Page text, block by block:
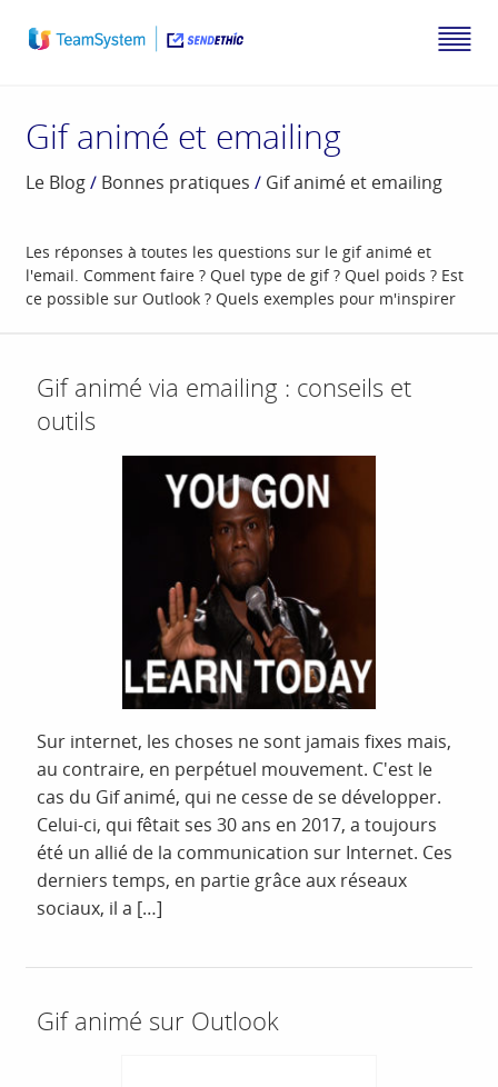
Gif animé et emailing
Le Blog/ Bonnes pratiques / Gif animé et emailing
Les réponses à toutes les questions sur le gif animé et
l'email. Comment faire ? Quel type de gif ? Quel poids ? Est
ce possible sur Outlook ? Quels exemples pour m'inspirer
Gif animé via emailing : conseils et
outils
Sur internet, les choses ne sont jamais fixes mais,
au contraire, en perpétuel mouvement. C'est le
cas du Gif animé, qui ne cesse de se développer.
Celui-ci, qui fêtait ses 30 ans en 2017, a toujours
été un allié de la communication sur Internet. Ces
derniers temps, en partie grâce aux réseaux
sociaux, il a […]
Gif animé sur Outlook